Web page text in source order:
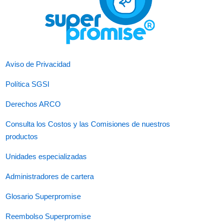
Aviso de Privacidad
Política SGSI
Derechos ARCO
Consulta los Costos y las Comisiones de nuestros
productos
Unidades especializadas
Administradores de cartera
Glosario Superpromise
Reembolso Superpromise